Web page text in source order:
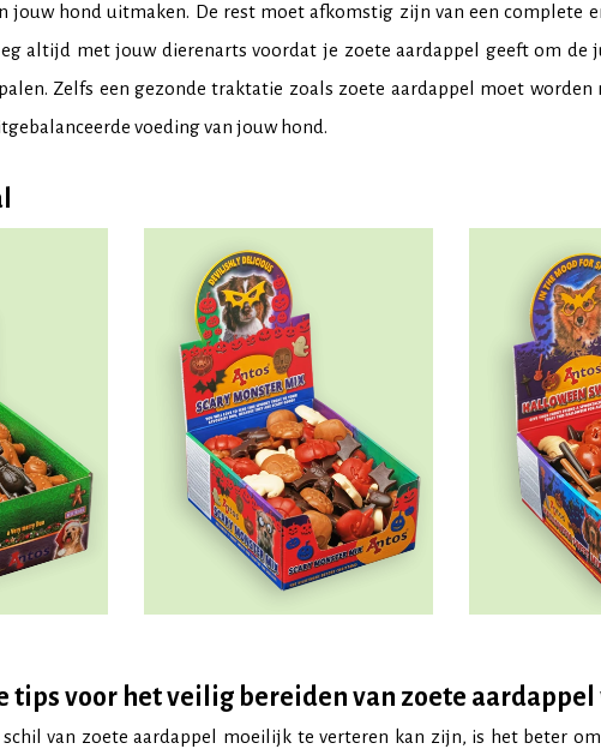
jouw hond uitmaken. De rest moet afkomstig zijn van een complete
altijd met jouw dierenarts voordat je zoete aardappel geeft om de
Zelfs een gezonde traktatie zoals zoete aardappel moet worden
voeding van jouw hond.
tips voor het veilig bereiden van zoete aardappel
schil van zoete aardappel moeilijk te verteren kan zijn, is het beter